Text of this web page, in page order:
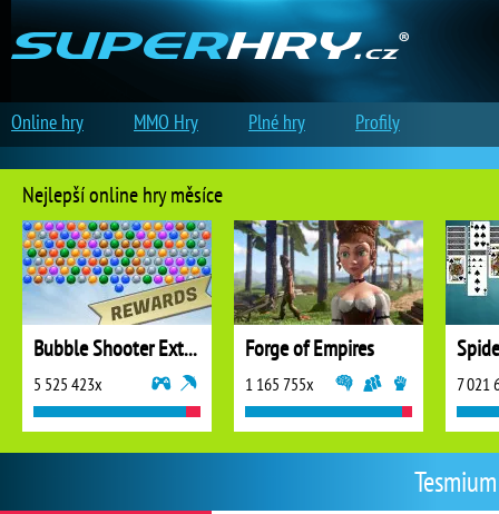
Nejlepší online hry měsíce
Bubble Shooter Extreme
5 525 423x
Forge of Empires
1 165 755x 7 021
Online hry MMO Hry Plné hry Profily